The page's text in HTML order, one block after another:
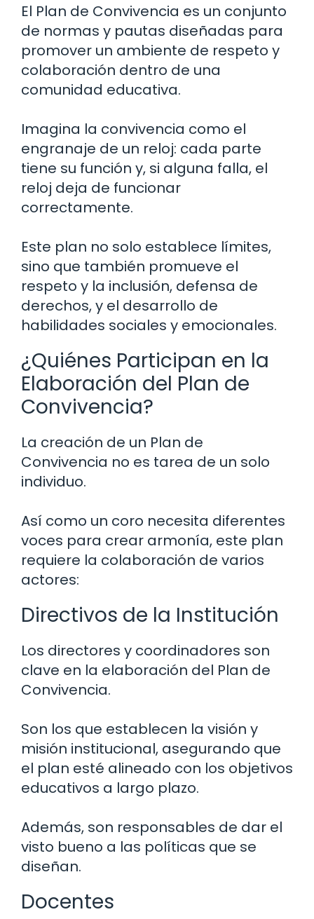
El Plan de Convivencia es un conjunto
de normas y pautas diseñadas para
promover un ambiente de respeto y
colaboración dentro de una
comunidad educativa.
Imagina la convivencia como el
engranaje de un reloj: cada parte
tiene su función y, si alguna falla, el
reloj deja de funcionar
correctamente.
Este plan no solo establece límites,
sino que también promueve el
respeto y la inclusión, defensa de
derechos, y el desarrollo de
habilidades sociales y emocionales.
¿Quiénes Participan en la
Elaboración del Plan de
Convivencia?
La creación de un Plan de
Convivencia no es tarea de un solo
individuo.
Así como un coro necesita diferentes
voces para crear armonía, este plan
requiere la colaboración de varios
actores:
Directivos de la Institución
Los directores y coordinadores son
clave en la elaboración del Plan de
Convivencia.
Son los que establecen la visión y
misión institucional, asegurando que
el plan esté alineado con los objetivos
educativos a largo plazo.
Además, son responsables de dar el
visto bueno a las políticas que se
diseñan.
Docentes